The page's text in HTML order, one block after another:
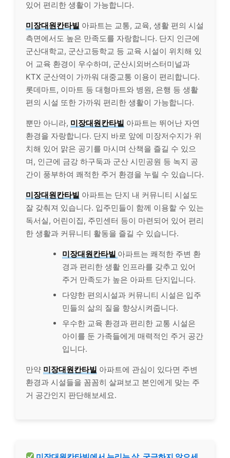
있어 편리한 생활이 가능합니다.
미장대원칸타빌 아파트는 교통, 교육, 생활 편의 시설
측면에서도 높은 만족도를 자랑합니다. 단지 인근에
군산대학교, 군산고등학교 등 교육 시설이 위치해 있
어 교육 환경이 우수하며, 군산시외버스터미널과
KTX 군산역이 가까워 대중교통 이용이 편리합니다.
롯데마트, 이마트 등 대형마트와 병원, 은행 등 생활
편의 시설 또한 가까워 편리한 생활이 가능합니다.
뿐만 아니라, 미장대원칸타빌 아파트는 뛰어난 자연
환경을 자랑합니다. 단지 바로 앞에 미장저수지가 위
치해 있어 맑은 공기를 마시며 산책을 즐길 수 있으
며, 인근에 금강 하구둑과 군산 시민공원 등 녹지 공
간이 풍부하여 쾌적한 주거 환경을 누릴 수 있습니다.
미장대원칸타빌 아파트는 단지 내 커뮤니티 시설도
잘 갖춰져 있습니다. 입주민들이 함께 이용할 수 있는
독서실, 어린이집, 주민센터 등이 마련되어 있어 편리
한 생활과 커뮤니티 활동을 즐길 수 있습니다.
미장대원칸타빌 아파트는 쾌적한 주변 환
경과 편리한 생활 인프라를 갖추고 있어
주거 만족도가 높은 아파트 단지입니다.
다양한 편의시설과 커뮤니티 시설은 입주
민들의 삶의 질을 향상시켜줍니다.
우수한 교육 환경과 편리한 교통 시설은
아이를 둔 가족들에게 매력적인 주거 공간
입니다.
만약 미장대원칸타빌 아파트에 관심이 있다면 주변
환경과 시설들을 꼼꼼히 살펴보고 본인에게 맞는 주
거 공간인지 판단해보세요.